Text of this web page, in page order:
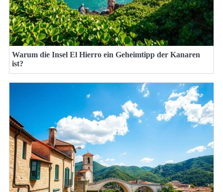
Warum die Insel El Hierro ein Geheimtipp der Kanaren
ist?